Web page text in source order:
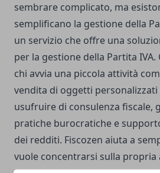
sembrare complicato, ma
semplificano la gestione della
un servizio che offre una
per la gestione della Partita IVA.
chi avvia una piccola attività
vendita di oggetti
usufruire di consulenza fiscale,
pratiche burocratiche e
dei redditi. Fiscozen aiuta a
vuole concentrarsi sulla propria